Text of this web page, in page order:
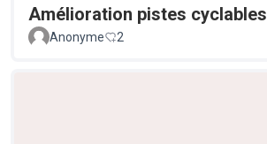
Amélioration pistes cyclables
Anonyme
2